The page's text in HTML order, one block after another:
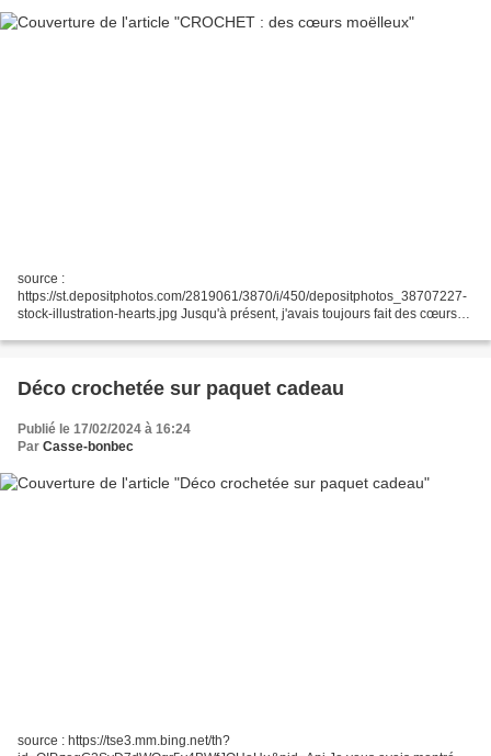
source :
https://st.depositphotos.com/2819061/3870/i/450/depositphotos_38707227-
stock-illustration-hearts.jpg Jusqu'à présent, j'avais toujours fait des cœurs
recherche de tuto...
Déco crochetée sur paquet cadeau
Publié le 17/02/2024 à 16:24
Par Casse-bonbec
source : https://tse3.mm.bing.net/th?